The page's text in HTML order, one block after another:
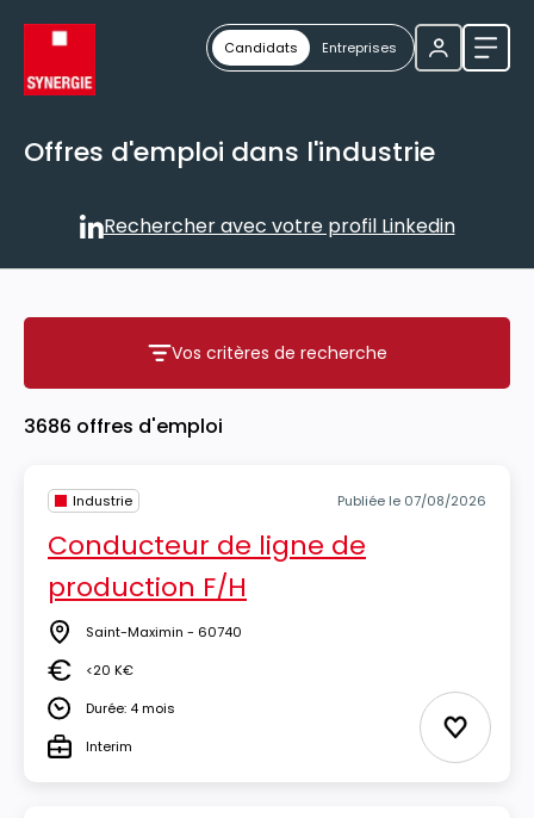
Candidats Entreprises
Offres d'emploi dans l'industrie
Rechercher avec votre
Rechercher avec votre profil Linkedin
Vos critères de recherche
Vos critères de recherche
3686 offres d'emploi
Industrie Publiée le 07/08/2026
Conducteur de ligne de
production F/H
Lieu Saint-Maximin - 60740
Salaire<20 K€
DuréeDurée: 4 mois
TypeInterim Ajouter